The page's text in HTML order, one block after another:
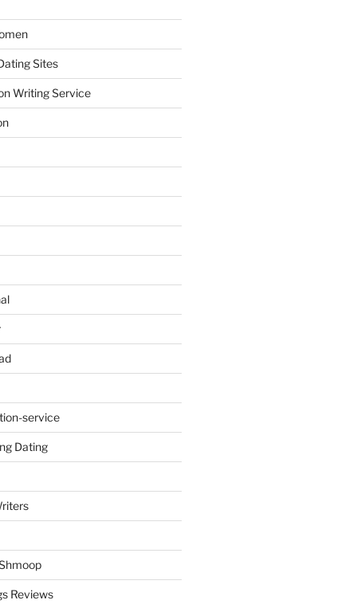
Sites
Writing Service
service
Dating
Reviews